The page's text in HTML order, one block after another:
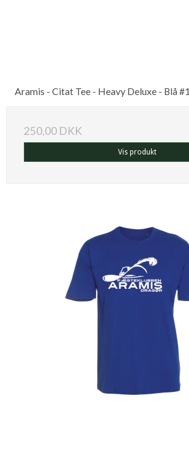
Aramis - Citat Tee - Heavy Deluxe - Blå #1
250,00 DKK
Vis produkt